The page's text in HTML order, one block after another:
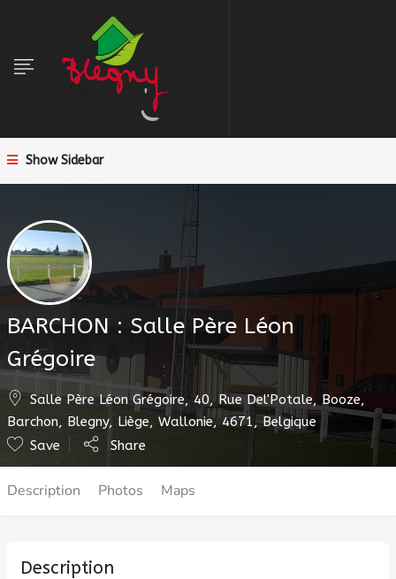
Show Sidebar
BARCHON : Salle Père Léon
Grégoire
Salle Père Léon Grégoire, 40, Rue Del'Potale, Booze,
Barchon, Blegny, Liège, Wallonie, 4671, Belgique
Save
Share
Description Photos Maps
Description